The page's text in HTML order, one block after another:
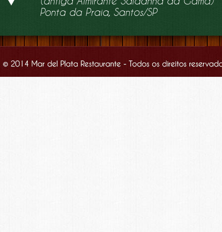
Ponta da Praia, Santos/SP